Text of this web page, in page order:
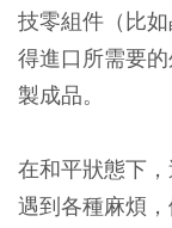
技零組件（比
得進口所需要
製成品。
在和平狀態下
遇到各種麻煩